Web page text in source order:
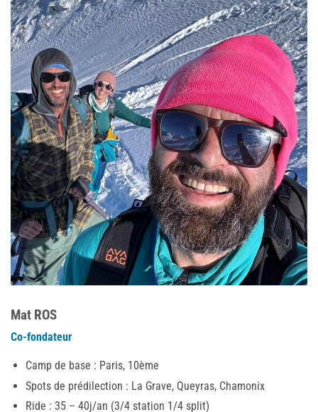
Mat ROS
Co-fondateur
Camp de base : Paris, 10ème
Spots de prédilection : La Grave, Queyras, Chamonix
Ride : 35 – 40j/an (3/4 station 1/4 split)